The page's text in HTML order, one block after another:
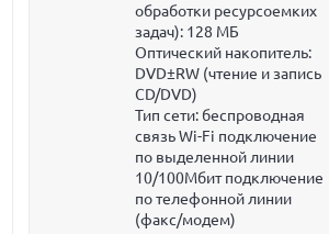
обработки ресурсоемких
задач): 128 МБ
Оптический накопитель:
DVD±RW (чтение и запись
CD/DVD)
Тип сети: беспроводная
связь Wi-Fi подключение
по выделенной линии
10/100Мбит подключение
по телефонной линии
(факс/модем)